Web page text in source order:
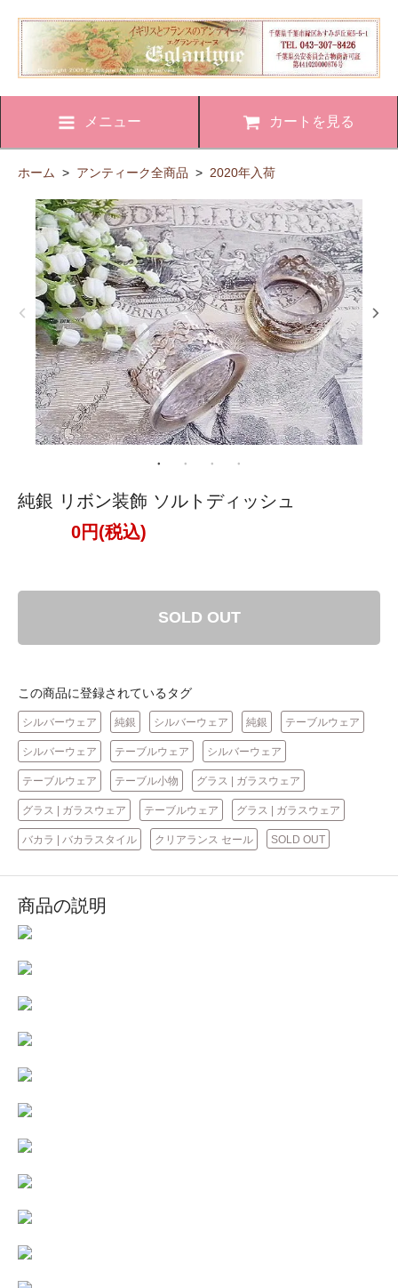
メニュー カートを見る
ホーム > アンティーク全商品 > 2020年入荷
純銀 リボン装飾 ソルトディッシュ
0円(税込)
SOLD OUT
この商品に登録されているタグ
シルバーウェア 純銀 シルバーウェア 純銀 テーブルウェア
シルバーウェア テーブルウェア シルバーウェア
テーブルウェア テーブル小物 グラス | ガラスウェア
グラス | ガラスウェア テーブルウェア グラス | ガラスウェア
バカラ | バカラスタイル クリアランス セール SOLD OUT
商品の説明